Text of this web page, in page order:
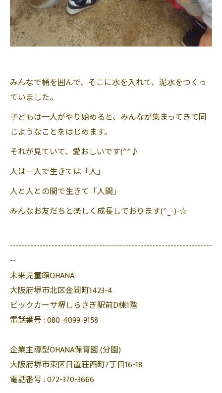
みんなで桶を囲んで、そこに水を入れて、泥水をつくっ
ていました。
子どもは一人がやり始めると、みんなが集まってきて同
じようなことをはじめます。
それが見ていて、愛おしいです(^^♪
人は一人で生きては「人」
人と人との間で生きて「人間」
みんなお友だちと楽しく成長しております(^_-)-☆
--------------------------------------------------------------------
--
未来児童館OHANA
大阪府堺市北区金岡町1423-4
ビックカーサ堺しらさぎ駅前D棟1階
電話番号 :080-4099-9158
企業主導型OHANA保育園 (分園)
大阪府堺市東区日置荘西町7丁目16-18
電話番号 :072-370-3666